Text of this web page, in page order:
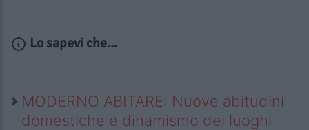
Lo sapevi che...
MODERNO ABITARE: Nuove abitudini
domestiche e dinamismo dei luoghi